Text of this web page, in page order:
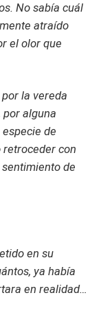
No sabía cuál
atraído
el olor que
la vereda
por alguna
de
con
de
en su
ya había
en realidad…